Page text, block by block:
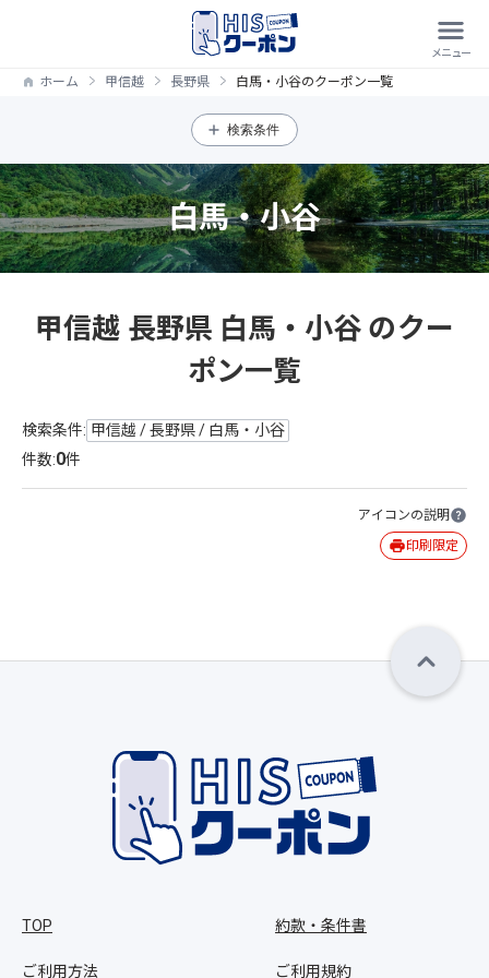
ホーム 甲信越 長野県 白馬・小谷のクーポン一覧
検索条件
白馬・小谷
甲信越 長野県 白馬・小谷 のクー
ポン一覧
検索条件: 甲信越 / 長野県 / 白馬・小谷
件数:0件
アイコンの説明
印刷限定
TOP
ご利用方法
約款・条件書
ご利用規約